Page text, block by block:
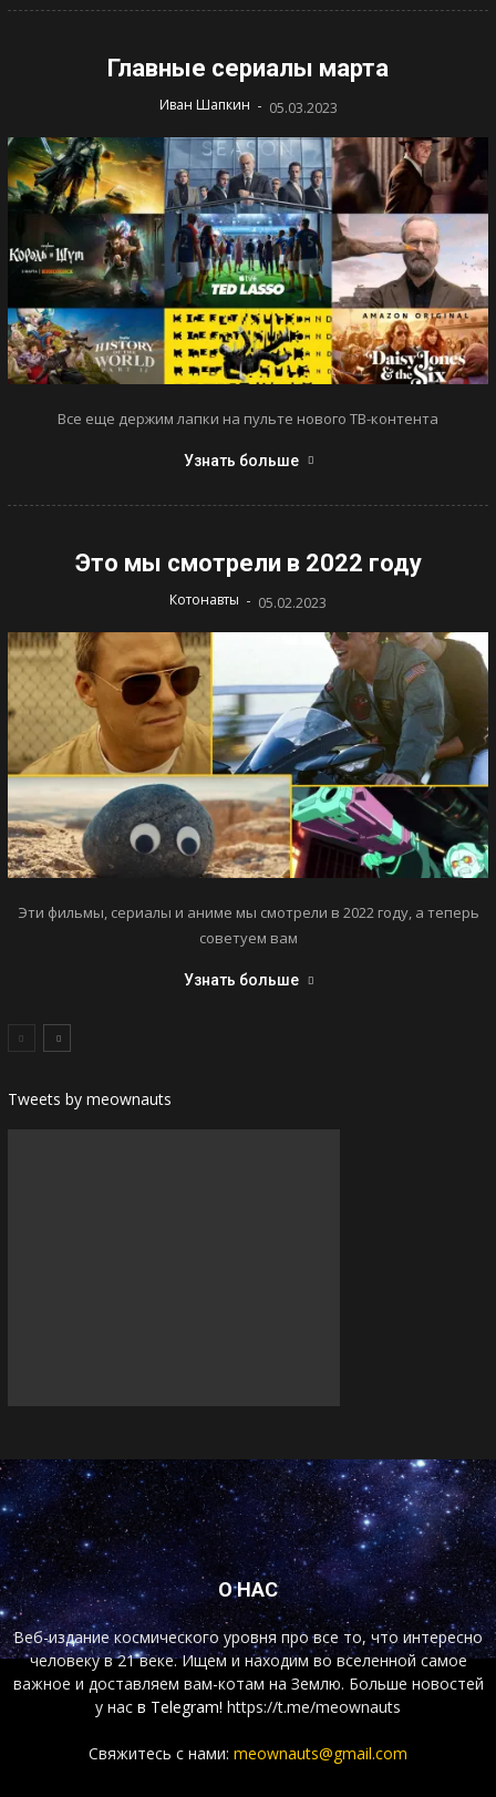
Главные сериалы марта
Иван Шапкин - 05.03.2023
Все еще держим лапки на пульте нового ТВ-контента
Узнать больше
Это мы смотрели в 2022 году
Котонавты - 05.02.2023
Эти фильмы, сериалы и аниме мы смотрели в 2022 году, а теперь
советуем вам
Узнать больше
Tweets by meownauts
О НАС
Веб-издание космического уровня про все то, что интересно
человеку в 21 веке. Ищем и находим во вселенной самое
важное и доставляем вам-котам на Землю. Больше новостей
у нас в Telegram! https://t.me/meownauts
Свяжитесь с нами: meownauts@gmail.com